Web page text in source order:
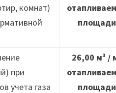
комнат)
площади
при
учета газа
26,00 м³ /
площади